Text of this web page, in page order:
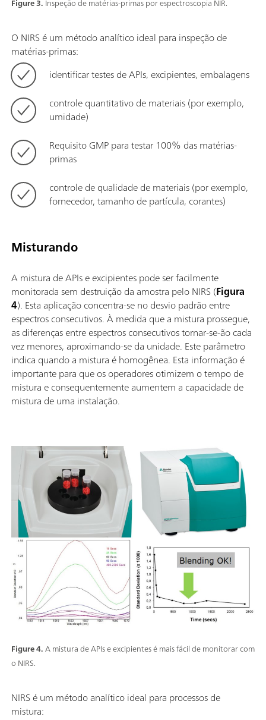
Figure 3. Inspeção de matérias-primas por espectroscopia NIR.
O NIRS é um método analítico ideal para inspeção de
matérias-primas:
identificar testes de APIs, excipientes, embalagens
controle quantitativo de materiais (por exemplo,
umidade)
Requisito GMP para testar 100% das matérias-
primas
controle de qualidade de materiais (por exemplo,
fornecedor, tamanho de partícula, corantes)
Misturando
A mistura de APIs e excipientes pode ser facilmente
monitorada sem destruição da amostra pelo NIRS (Figura
4). Esta aplicação concentra-se no desvio padrão entre
espectros consecutivos. À medida que a mistura prossegue,
as diferenças entre espectros consecutivos tornar-se-ão cada
vez menores, aproximando-se da unidade. Este parâmetro
indica quando a mistura é homogênea. Esta informação é
importante para que os operadores otimizem o tempo de
mistura e consequentemente aumentem a capacidade de
mistura de uma instalação.
Figure 4.A mistura de APIs e excipientes é mais fácil de monitorar com
o NIRS.
NIRS é um método analítico ideal para processos de
mistura: